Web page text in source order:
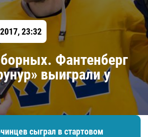
23:32
Фантенберг
выиграли у
сыграл в стартовом